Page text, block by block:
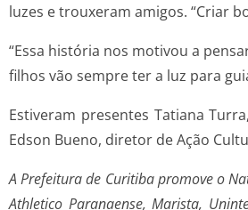
luzes e trouxeram amigos. “Criar
“Essa história nos motivou a
filhos vão sempre ter a luz para
Estiveram presentes Tatiana
Edson Bueno, diretor de Ação
A Prefeitura de Curitiba promove o
Athletico Paranaense, Marista,